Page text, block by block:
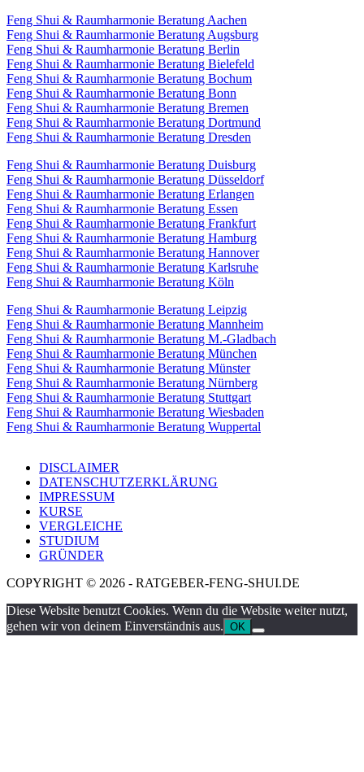
Feng Shui & Raumharmonie Beratung Aachen
Feng Shui & Raumharmonie Beratung Augsburg
Feng Shui & Raumharmonie Beratung Berlin
Feng Shui & Raumharmonie Beratung Bielefeld
Feng Shui & Raumharmonie Beratung Bochum
Feng Shui & Raumharmonie Beratung Bonn
Feng Shui & Raumharmonie Beratung Bremen
Feng Shui & Raumharmonie Beratung Dortmund
Feng Shui & Raumharmonie Beratung Dresden
Feng Shui & Raumharmonie Beratung Duisburg
Feng Shui & Raumharmonie Beratung Düsseldorf
Feng Shui & Raumharmonie Beratung Erlangen
Feng Shui & Raumharmonie Beratung Essen
Feng Shui & Raumharmonie Beratung Frankfurt
Feng Shui & Raumharmonie Beratung Hamburg
Feng Shui & Raumharmonie Beratung Hannover
Feng Shui & Raumharmonie Beratung Karlsruhe
Feng Shui & Raumharmonie Beratung Köln
Feng Shui & Raumharmonie Beratung Leipzig
Feng Shui & Raumharmonie Beratung Mannheim
Feng Shui & Raumharmonie Beratung M.-Gladbach
Feng Shui & Raumharmonie Beratung München
Feng Shui & Raumharmonie Beratung Münster
Feng Shui & Raumharmonie Beratung Nürnberg
Feng Shui & Raumharmonie Beratung Stuttgart
Feng Shui & Raumharmonie Beratung Wiesbaden
Feng Shui & Raumharmonie Beratung Wuppertal
DISCLAIMER
DATENSCHUTZERKLÄRUNG
IMPRESSUM
KURSE
VERGLEICHE
STUDIUM
GRÜNDER
COPYRIGHT © 2026 - RATGEBER-FENG-SHUI.DE
Diese Website benutzt Cookies. Wenn du die Website weiter nutzt,
gehen wir von deinem Einverständnis aus. OK